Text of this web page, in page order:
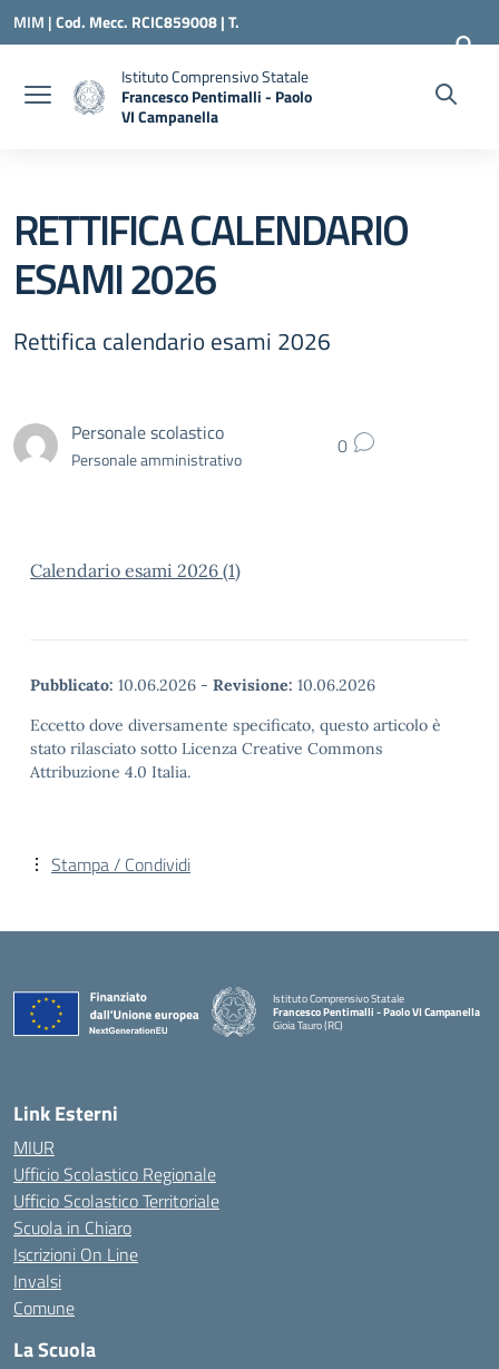
Vai ai contenuti
Vai al menu di navigazione
Vai al footer
MIM |Cod. Mecc. RCIC859008 | T.
RCIC859008@ISTRUZIONE.IT
Istituto Comprensivo Statale
Francesco Pentimalli - Paolo
VI Campanella
RETTIFICA CALENDARIO
ESAMI 2026
Rettifica calendario esami 2026
Personale scolastico
Personale amministrativo 0
Calendario esami 2026 (1)
Pubblicato: 10.06.2026 - Revisione: 10.06.2026
Eccetto dove diversamente specificato, questo articolo è
stato rilasciato sotto Licenza Creative Commons
Attribuzione 4.0 Italia.
Stampa / Condividi
Istituto Comprensivo Statale
Francesco Pentimalli - Paolo VI Campanella
Gioia Tauro (RC)
Link Esterni
MIUR
Ufficio Scolastico Regionale
Ufficio Scolastico Territoriale
Scuola in Chiaro
Iscrizioni On Line
Invalsi
Comune
La Scuola